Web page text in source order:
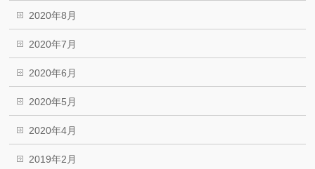
2020年8月
2020年7月
2020年6月
2020年5月
2020年4月
2019年2月